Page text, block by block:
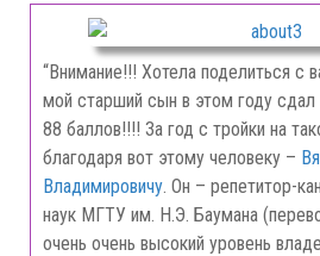
“Внимание!!! Хотела поделиться с
мой старший сын в этом году
88 баллов!!!! За год с тройки на
благодаря вот этому человеку –
Владимировичу . Он – репетитор-
наук МГТУ им. Н.Э. Баумана
очень очень высокий уровень